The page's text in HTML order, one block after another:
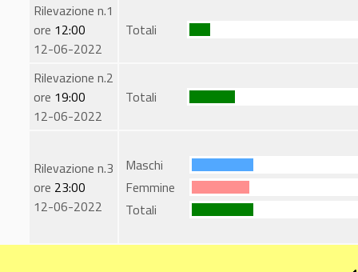
Rilevazione n.1
ore 12:00
12-06-2022
Totali
Rilevazione n.2
ore 19:00
12-06-2022
Totali
Rilevazione n.3
ore 23:00
12-06-2022
Maschi
Femmine
Totali